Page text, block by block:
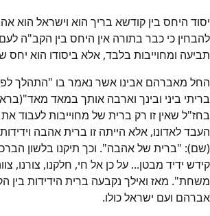
יסוד היחס בין קודשא בריך הוא וישראל הוא
להבחין כי כבר בתורה אין היחס בין הקב"ה
תביעה ומחוייבות בלבד, אלא ביסודו הוא יחס
החל מאברהם אבינו אשר נאמר בו "התהלך
בריתי ביני ובינך וארבה אותך במאד
בחז"ל שאין זו רק ברית של מחוייבות לעבוד את
העבד לאדונו, אלא הייתה זו ברית אהבה
(שם): "ברית של אהבה". וכך תיקנו בלשון
קידש ידיד מבטן... על כן אל חי, חלקנו, צורנו,
משחת". מאז ואילך נקבעה ברית הידידות בין
אברהם ועם ישראל כולו.